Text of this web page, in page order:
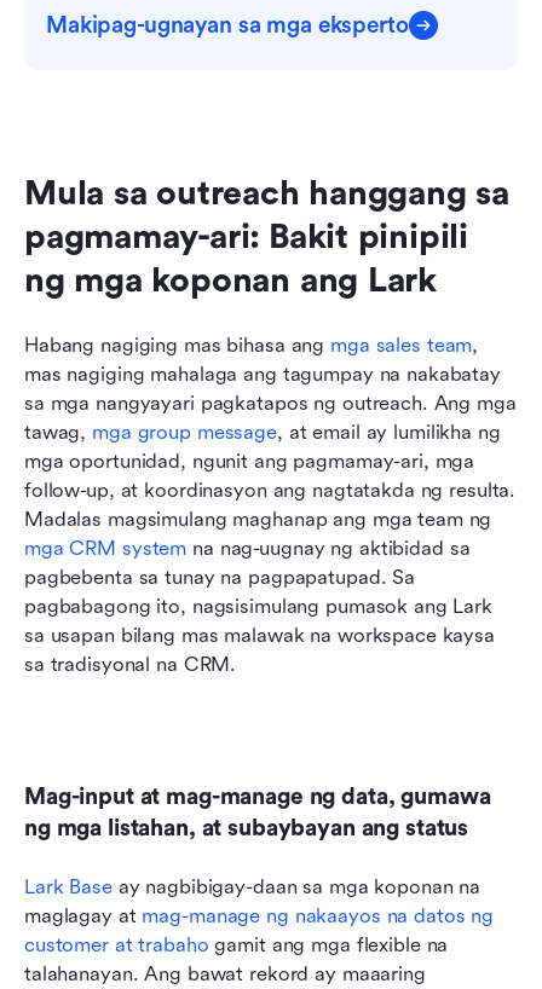
Makipag-ugnayan sa mga eksperto
Mula sa outreach hanggang sa
pagmamay-ari: Bakit pinipili
ng mga koponan ang Lark
Habang nagiging mas bihasa ang mga sales team,
mas nagiging mahalaga ang tagumpay na nakabatay
sa mga nangyayari pagkatapos ng outreach. Ang mga
tawag, mga group message, at email ay lumilikha ng
mga oportunidad, ngunit ang pagmamay-ari, mga
follow-up, at koordinasyon ang nagtatakda ng resulta.
mga CRM system na nag-uugnay ng aktibidad sa
pagbebenta sa tunay na pagpapatupad. Sa
pagbabagong ito, nagsisimulang pumasok ang Lark
sa usapan bilang mas malawak na workspace kaysa
sa tradisyonal na CRM.
Mag-input at mag-manage ng data, gumawa
ng mga listahan, at subaybayan ang status
Lark Base ay nagbibigay-daan sa mga koponan na
maglagay at mag-manage ng nakaayos na datos ng
customer at trabaho gamit ang mga flexible na
talahanayan. Ang bawat rekord ay maaaring